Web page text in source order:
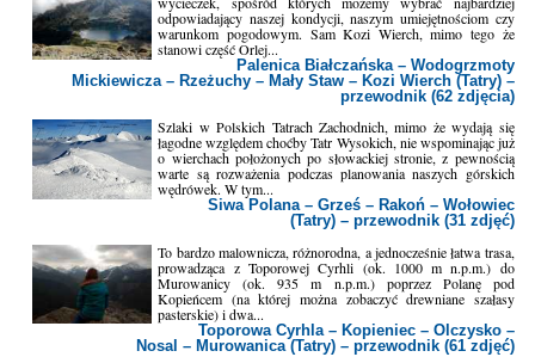
odpowiadający naszej kondycji, naszym umiejętnościom czy
warunkom pogodowym. Sam Kozi Wierch, mimo tego że
stanowi część Orlej...
Palenica Białczańska – Wodogrzmoty
Mickiewicza – Rzeżuchy – Mały Staw – Kozi Wierch (Tatry) –
przewodnik (62 zdjęcia)
Szlaki w Polskich Tatrach Zachodnich, mimo że wydają się
łagodne względem choćby Tatr Wysokich, nie wspominając już
o wierchach położonych po słowackiej stronie, z pewnością
warte są rozważenia podczas planowania naszych górskich
wędrówek. W tym...
Siwa Polana – Grześ – Rakoń – Wołowiec
(Tatry) – przewodnik (31 zdjęć)
To bardzo malownicza, różnorodna, a jednocześnie łatwa trasa,
prowadząca z Toporowej Cyrhli (ok. 1000 m n.p.m.) do
Murowanicy (ok. 935 m n.p.m.) poprzez Polanę pod
Kopieńcem (na której można zobaczyć drewniane szałasy
pasterskie) i dwa...
Toporowa Cyrhla – Kopieniec – Olczysko –
Nosal – Murowanica (Tatry) – przewodnik (61 zdjęć)